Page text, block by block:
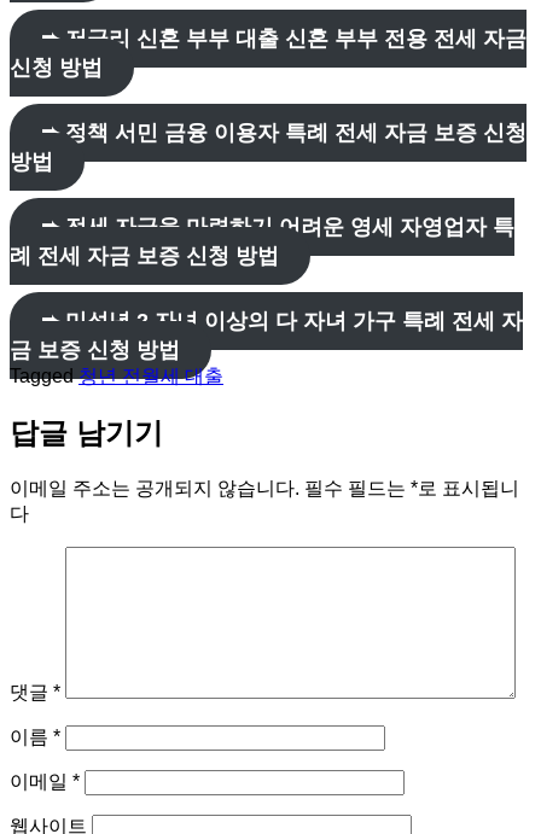
➨ 저금리 신혼 부부 대출 신혼 부부 전용 전세 자금
신청 방법
➨ 정책 서민 금융 이용자 특례 전세 자금 보증 신청
방법
➨ 전세 자금을 마련하기 어려운 영세 자영업자 특
례 전세 자금 보증 신청 방법
➨ 미성년 2 자녀 이상의 다 자녀 가구 특례 전세 자
금 보증 신청 방법
Tagged청년 전월세 대출
답글 남기기
이메일 주소는 공개되지 않습니다. 필수 필드는 *로 표시됩니
다
댓글 *
이름 *
이메일 *
웹사이트